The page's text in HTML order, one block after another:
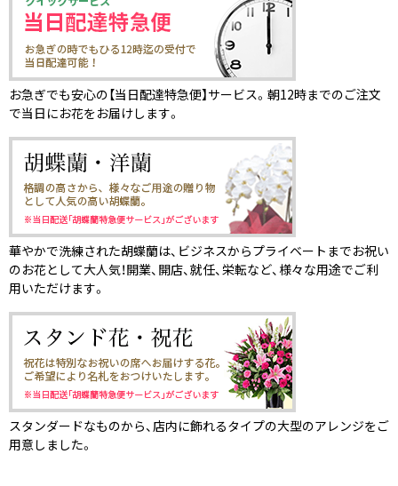
お急ぎでも安心の【当日配達特急便】サービス。朝12時までのご注文
で当日にお花をお届けします。
華やかで洗練された胡蝶蘭は、ビジネスからプライベートまでお祝い
のお花として大人気！開業、開店、就任、栄転など、様々な用途でご利
用いただけます。
スタンダードなものから、店内に飾れるタイプの大型のアレンジをご
用意しました。